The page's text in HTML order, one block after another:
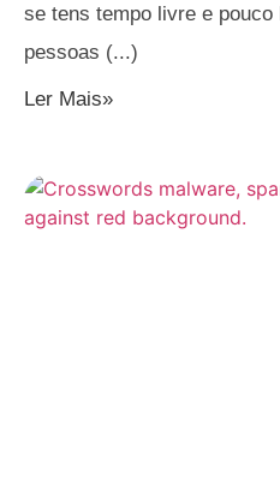
se tens tempo livre e pouco
pessoas
Ler Mais»